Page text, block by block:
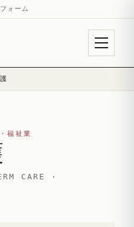
ォーム
福祉業
CARE ·